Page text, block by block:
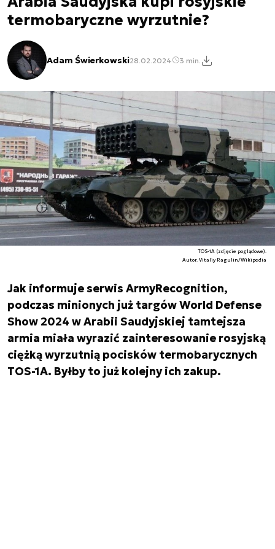
termobaryczne wyrzutnie?
Adam Świerkowski28.02.2024 3 min.
TOS-1A (zdjęcie poglądowe).
Autor. Vitaliy Ragulin/Wikipedia
Jak informuje serwis ArmyRecognition,
podczas minionych już targów World Defense
Show 2024 w Arabii Saudyjskiej tamtejsza
armia miała wyrazić zainteresowanie rosyjską
ciężką wyrzutnią pocisków termobarycznych
TOS-1A. Byłby to już kolejny ich zakup.